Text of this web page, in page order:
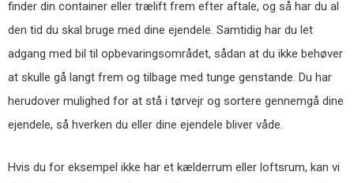
finder din container eller trælift frem efter aftale, og så har du al
den tid du skal bruge med dine ejendele. Samtidig har du let
adgang med bil til opbevaringsområdet, sådan at du ikke behøver
at skulle gå langt frem og tilbage med tunge genstande. Du har
herudover mulighed for at stå i tørvejr og sortere gennemgå dine
ejendele, så hverken du eller dine ejendele bliver våde.
Hvis du for eksempel ikke har et kælderrum eller loftsrum, kan vi